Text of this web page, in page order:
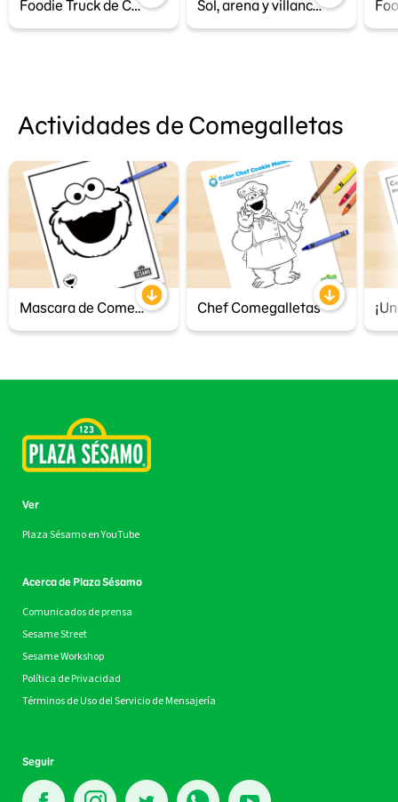
Foodie Truck de Comegalletas: Celebración Sol, arena y villancicos con Elmo y Comegalletas
Actividades de Comegalletas
Mascara de Comegalletas Chef Comegalletas
Ver
Plaza Sésamo en YouTube
Acerca de Plaza Sésamo
Comunicados de prensa
Sesame Street
Sesame Workshop
Política de Privacidad
Términos de Uso del Servicio de Mensajería
Seguir